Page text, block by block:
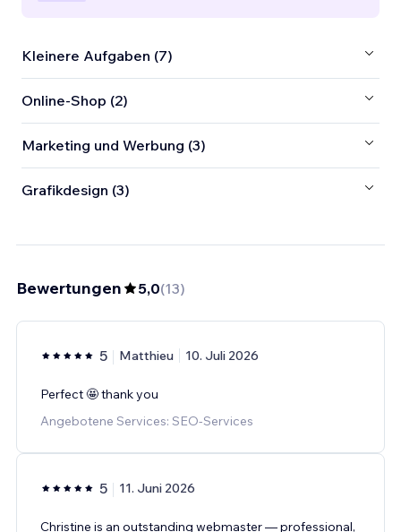
Kleinere Aufgaben (7)
Online-Shop (2)
Marketing und Werbung (3)
Grafikdesign (3)
Bewertungen 5,0(13)
5 Matthieu 10. Juli 2026
Perfect 🤩 thank you
Angebotene Services: SEO-Services
5 11. Juni 2026
Christine is an outstanding webmaster — professional,